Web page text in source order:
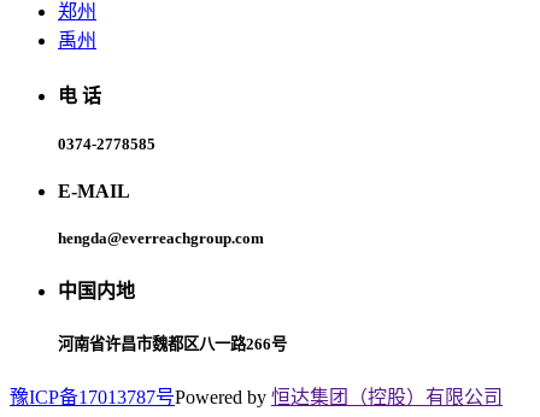
郑州
禹州
电 话
0374-2778585
E-MAIL
hengda@everreachgroup.com
中国内地
河南省许昌市魏都区八一路266号
豫ICP备17013787号Powered by 恒达集团（控股）有限公司